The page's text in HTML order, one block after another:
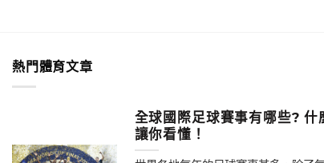
熱門體育文章
全球國際足球賽事有哪些?
讓你看懂！